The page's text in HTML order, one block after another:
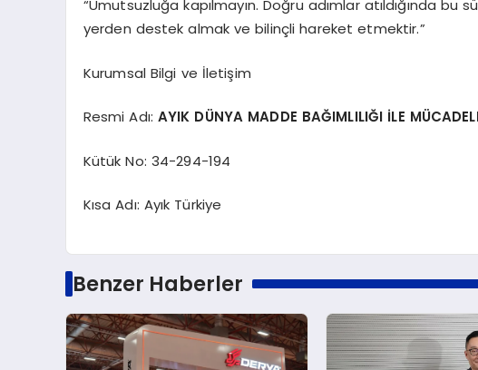
“Umutsuzluğa kapılmayın. Doğru adımlar atıldığında
yerden destek almak ve bilinçli hareket etmektir.”
Kurumsal Bilgi ve İletişim
Resmi Adı: AYIK DÜNYA MADDE BAĞIMLILIĞI İLE
Kütük No: 34-294-194
Kısa Adı: Ayık Türkiye
Benzer Haberler